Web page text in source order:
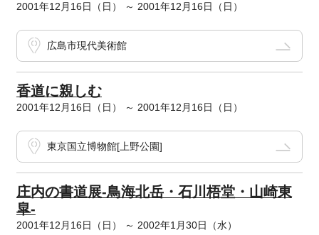
2001年12月16日（日） ～ 2001年12月16日（日）
広島市現代美術館
香道に親しむ
2001年12月16日（日） ～ 2001年12月16日（日）
東京国立博物館[上野公園]
庄内の書道展-鳥海北岳・石川梧堂・山崎東
皐-
2001年12月16日（日） ～ 2002年1月30日（水）